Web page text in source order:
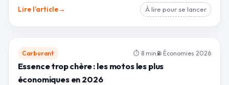
Lire l’article→ À lire pour se lancer
Carburant ⏱ 8 min ⛽ Économies 2026
Essence trop chère : les motos les plus
économiques en 2026